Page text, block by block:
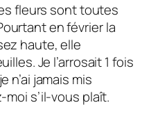
fleurs sont toutes
en février la
haute, elle
Je l’arrosait 1 fois
n’ai jamais mis
moi s’il-vous plaît.